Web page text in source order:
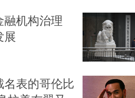
融机构治理
展
名表的哥伦比